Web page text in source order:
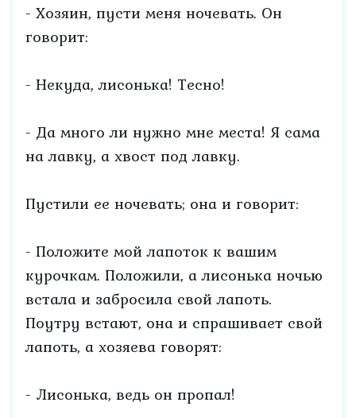
- Хозяин, пусти меня ночевать. Он
говорит:
- Некуда, лисонька! Тесно!
- Да много ли нужно мне места! Я сама
на лавку, а хвост под лавку.
Пустили ее ночевать; она и говорит:
- Положите мой лапоток к вашим
курочкам. Положили, а лисонька ночью
встала и забросила свой лапоть.
Поутру встают, она и спрашивает свой
лапоть, а хозяева говорят:
- Лисонька, ведь он пропал!